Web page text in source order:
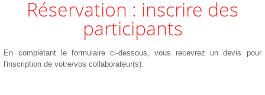
Réservation : inscrire des
participants
En complétant le formulaire ci-dessous, vous recevrez un devis pour
l'inscription de votre/vos collaborateur(s).